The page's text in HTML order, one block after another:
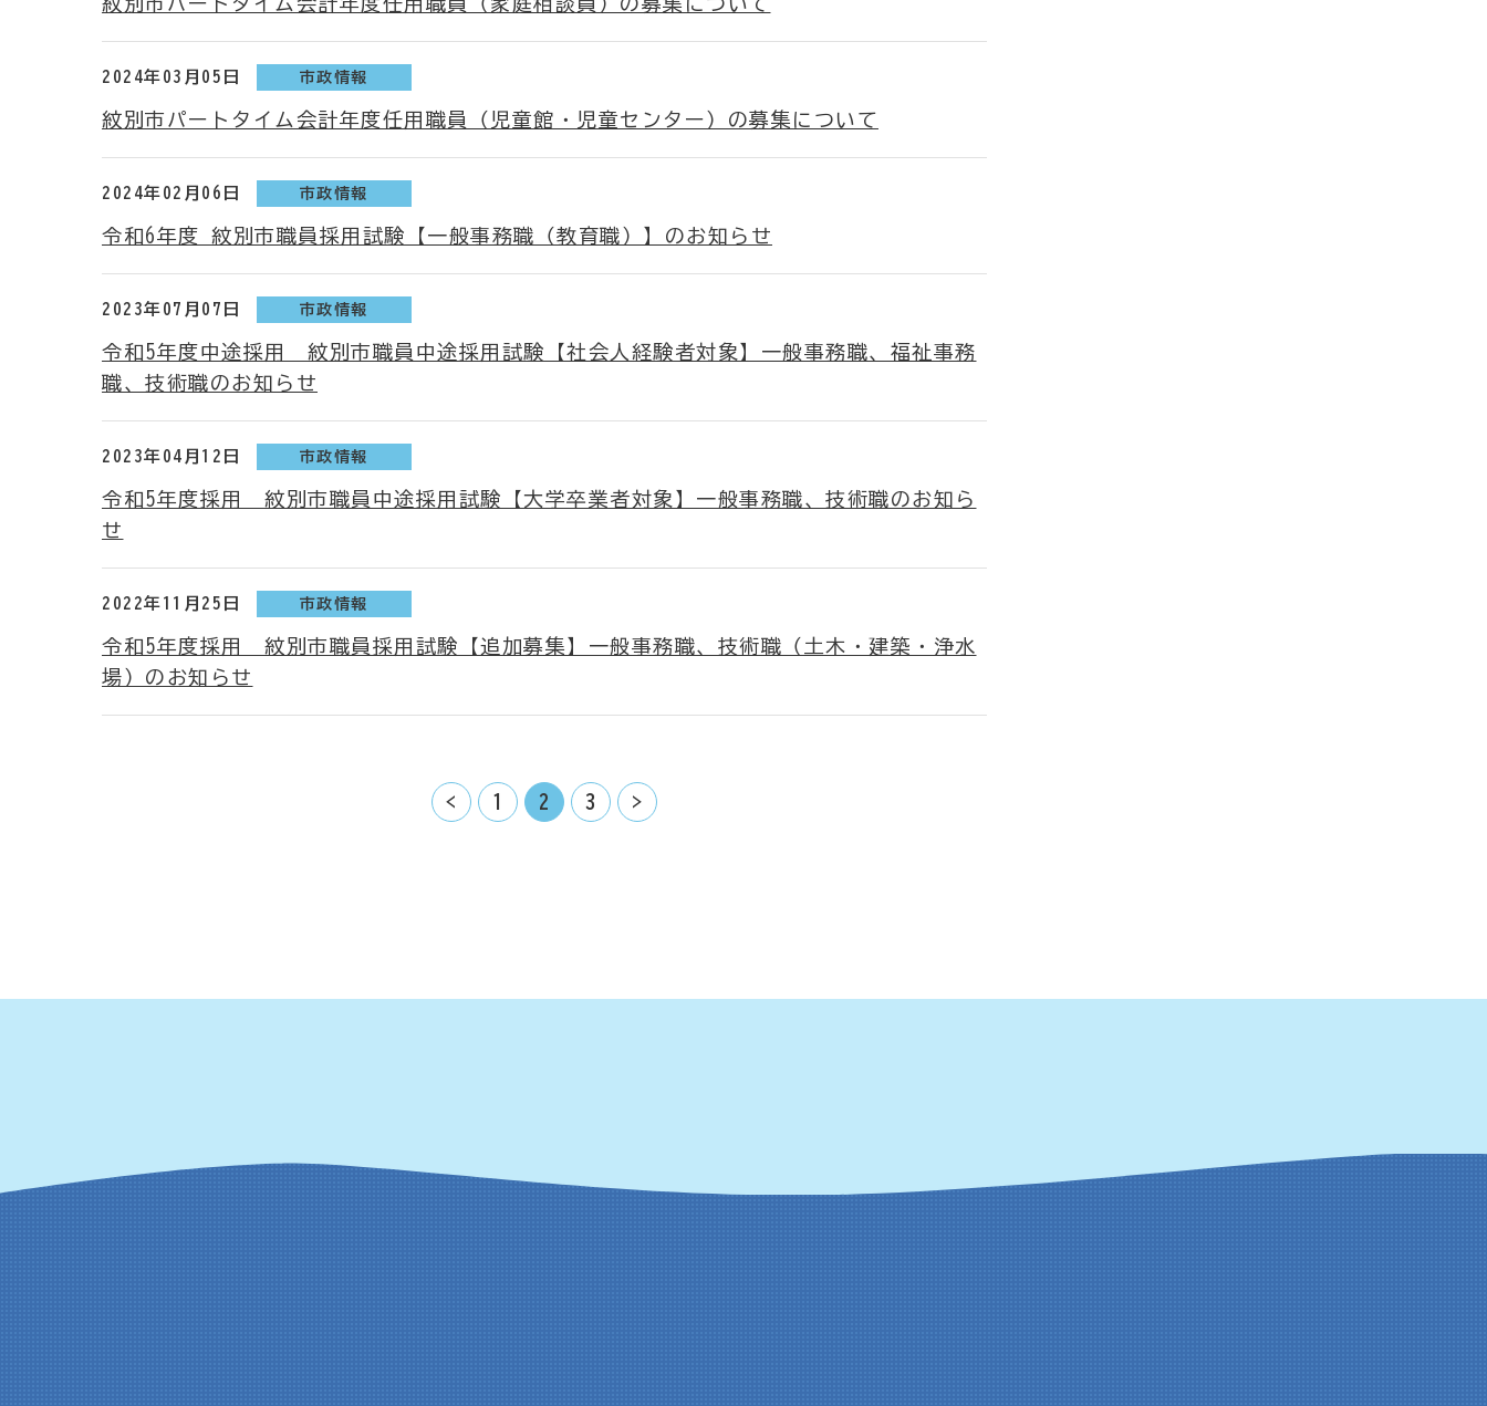
2024年03月05日 市政情報
紋別市パートタイム会計年度任用職員（児童館・児童センター）の募集について
2024年02月06日 市政情報
令和6年度 紋別市職員採用試験【一般事務職（教育職）】のお知らせ
2023年07月07日 市政情報
令和5年度中途採用 紋別市職員中途採用試験【社会人経験者対象】一般事務職、福祉事務
職、技術職のお知らせ
2023年04月12日 市政情報
令和5年度採用 紋別市職員中途採用試験【大学卒業者対象】一般事務職、技術職のお知ら
せ
2022年11月25日 市政情報
令和5年度採用 紋別市職員採用試験【追加募集】一般事務職、技術職（土木・建築・浄水
場）のお知らせ
< 1 2 3 >